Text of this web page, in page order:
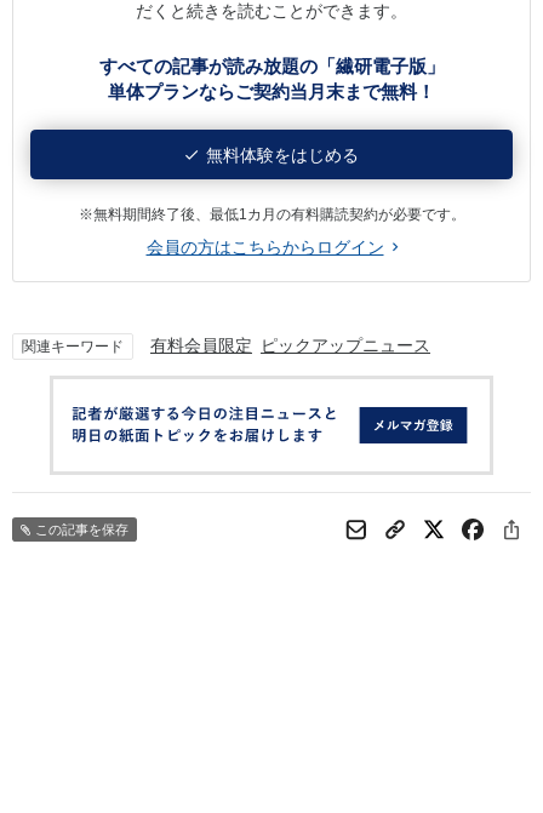
だくと続きを読むことができます。
すべての記事が読み放題の「繊研電子版」
単体プランならご契約当月末まで無料！
無料体験をはじめる
※無料期間終了後、最低1カ月の有料購読契約が必要です。
会員の方はこちらからログイン
関連キーワード 有料会員限定 ピックアップニュース
この記事を保存